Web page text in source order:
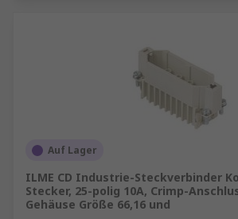
Auf Lager
ILME CD Industrie-Steckverbinder
Stecker, 25-polig 10A, Crimp-
Gehäuse Größe 66,16 und